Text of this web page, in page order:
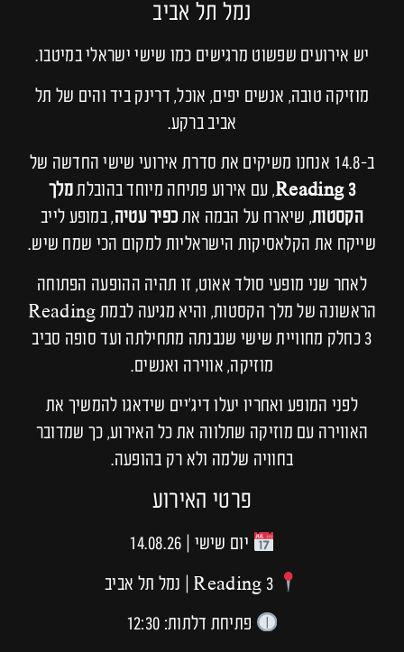
נמל תל אביב
יש אירועים שפשוט מרגישים כמו שישי ישראלי במיטבו.
מוזיקה טובה, אנשים יפים, אוכל, דרינק ביד והים של תל
אביב ברקע.
ב-14.8 אנחנו משיקים את סדרת אירועי שישי החדשה של
Reading 3, עם אירוע פתיחה מיוחד בהובלתמלך
הקסטות, שיארח על הבמה את כפיר עטיה, במופע לייב
שייקח את הקלאסיקות הישראליות למקום הכי שמח שיש.
לאחר שני מופעי סולד אאוט, זו תהיה ההופעה הפתוחה
הראשונה של מלך הקסטות, והיא מגיעה לבמת Reading
3 כחלק מחוויית שישי שנבנתה מתחילתה ועד סופה סביב
מוזיקה, אווירה ואנשים.
לפני המופע ואחריו יעלו דיג'יים שידאגו להמשיך את
האווירה עם מוזיקה שתלווה את כל האירוע, כך שמדובר
בחוויה שלמה ולא רק בהופעה.
פרטי האירוע
יום שישי | 14.08.26
פתיחת דלתות: 12:30